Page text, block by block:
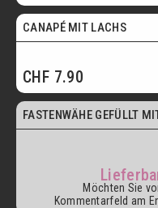
CANAPÉ MIT LACHS
CHF 7.90
FASTENWÄHE GEFÜLLT
Möchten Sie
Kommentarfeld am